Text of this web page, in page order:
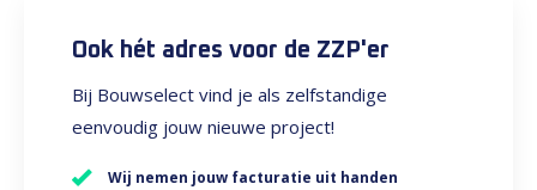
Ook hét adres voor de ZZP'er
Bij Bouwselect vind je als zelfstandige
eenvoudig jouw nieuwe project!
Wij nemen jouw facturatie uit handen